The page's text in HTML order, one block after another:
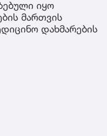
იყო
მართვის
დახმარების